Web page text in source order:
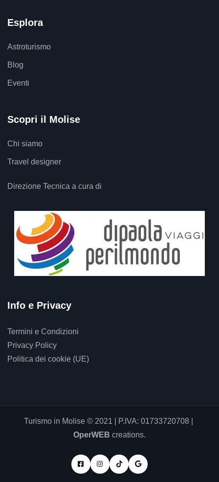
Esplora
Astroturismo
Blog
Eventi
Scopri il Molise
Chi siamo
Travel designer
Direzione Tecnica a cura di
Info e Privacy
Termini e Condizioni
Privacy Policy
Politica dei cookie (UE)
Turismo in Molise © 2021 | P.IVA: 01733720708 |
OperWEB creations.